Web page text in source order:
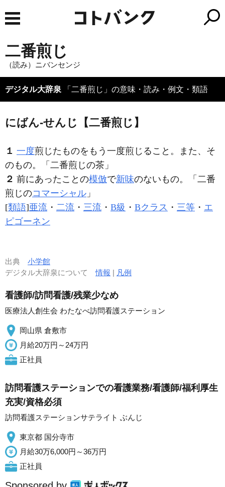
二番煎じ
（読み）ニバンセンジ
デジタル大辞泉 「二番煎じ」の意味・読み・例文・類語
にばん‐せんじ【二番煎じ】
１ 一度煎じたものをもう一度煎じること。また、そ
のもの。「 二番煎じの茶」
２ 前にあったことの模倣で新味のないもの。「 二番
煎じのコマーシャル 」
[類語]亜流 ・ 二流 ・ 三流 ・ B級 ・ Bクラス ・ 三等 ・ エ
ピゴーネン
出典 小学館
デジタル大辞泉について情報 | 凡例
看護師/訪問看護/残業少なめ
医療法人創生会 わたなべ訪問看護ステーション
岡山県 倉敷市
月給20万円～24万円
正社員
訪問看護ステーションでの看護業務/看護師/福利厚生
充実/資格必須
訪問看護ステーションサテライト ぶんじ
東京都 国分寺市
月給30万6,000円～36万円
正社員